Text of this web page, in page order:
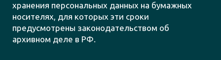
хранения персональных данных на бумажных
носителях, для которых эти сроки
предусмотрены законодательством об
архивном деле в РФ.